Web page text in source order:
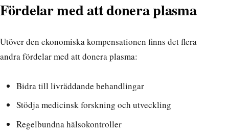
Fördelar med att donera plasma
Utöver den ekonomiska kompensationen finns det flera
andra fördelar med att donera plasma:
Bidra till livräddande behandlingar
Stödja medicinsk forskning och utveckling
Regelbundna hälsokontroller